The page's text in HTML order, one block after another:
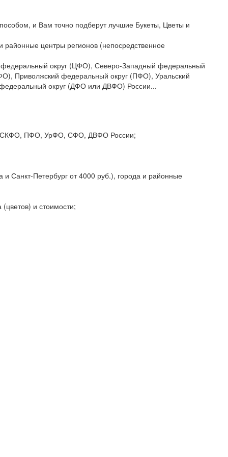
и Вам точно подберут лучшие Букеты, Цветы и
районные центры регионов (непосредственное
федеральный округ (ЦФО), Северо-Западный федеральный
Приволжский федеральный округ (ПФО), Уральский
округ (ДФО или ДВФО) России...
СКФО, ПФО, УрФО, СФО, ДВФО России;
Санкт-Петербург от 4000 руб.), города и районные
и стоимости;